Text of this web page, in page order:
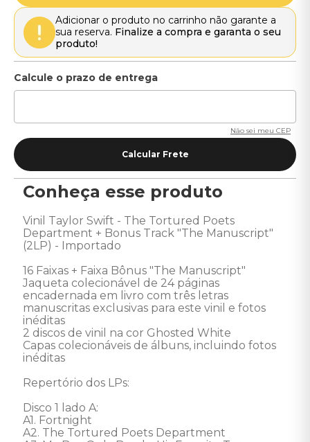
Adicionar o produto no carrinho não garante a
sua reserva. Finalize a compra e garanta o seu
produto!
Não sei meu CEP
Conheça esse produto
Vinil Taylor Swift - The Tortured Poets
Department + Bonus Track "The Manuscript"
(2LP) - Importado
16 Faixas + Faixa Bônus "The Manuscript"
Jaqueta colecionável de 24 páginas
encadernada em livro com três letras
manuscritas exclusivas para este vinil e fotos
inéditas
2 discos de vinil na cor Ghosted White
Capas colecionáveis de álbuns, incluindo fotos
inéditas
Repertório dos LPs:
Disco 1 lado A:
A1. Fortnight
A2. The Tortured Poets Department